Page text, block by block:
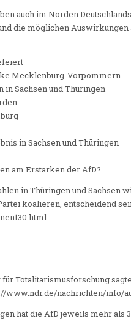
auch im Norden
die möglichen Auswirkungen
Mecklenburg-Vorpommern
in Sachsen und Thüringen
in Sachsen und Thüringen
am Erstarken der AfD?
in Thüringen und Sachsen
koalieren, entscheidend
Totalitarismusforschung
www.ndr.de/nachrichten/info/
hat die AfD jeweils mehr